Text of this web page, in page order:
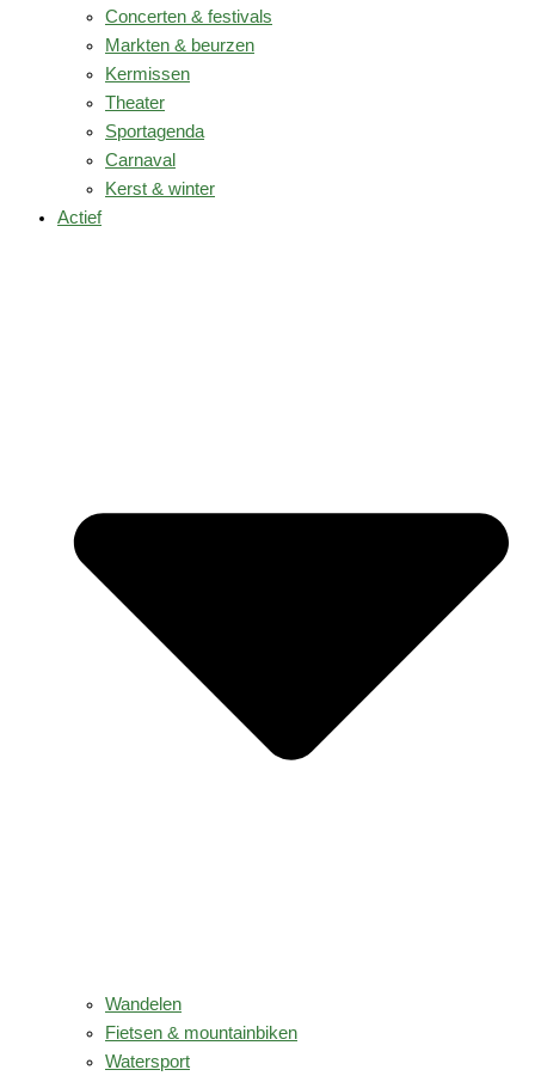
Concerten & festivals
Markten & beurzen
Kermissen
Theater
Sportagenda
Carnaval
Kerst & winter
Actief
Wandelen
Fietsen & mountainbiken
Watersport